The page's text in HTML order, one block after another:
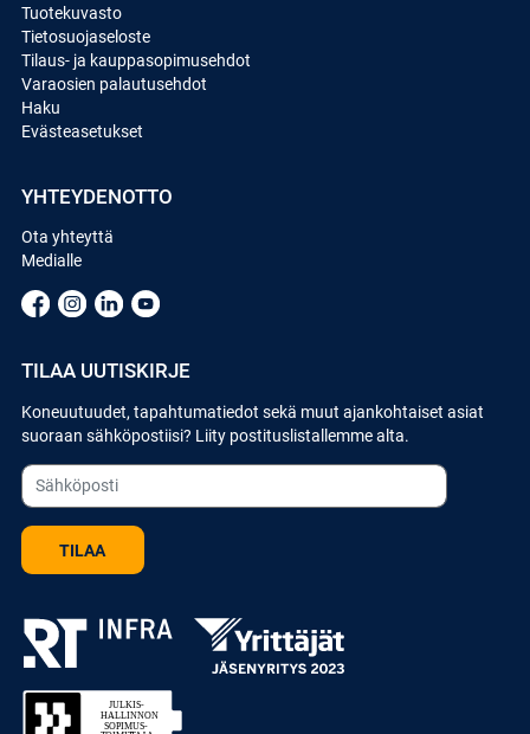
Tuotekuvasto
Tietosuojaseloste
Tilaus- ja kauppasopimusehdot
Varaosien palautusehdot
Haku
Evästeasetukset
YHTEYDENOTTO
Ota yhteyttä
Medialle
TILAA UUTISKIRJE
Koneuutuudet, tapahtumatiedot sekä muut ajankohtaiset asiat
suoraan sähköpostiisi? Liity postituslistallemme alta.